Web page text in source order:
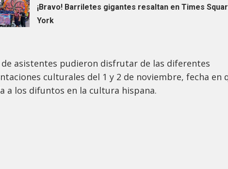
¡Bravo! Barriletes gigantes resaltan en Times
York
de asistentes pudieron disfrutar de las diferentes
culturales del 1 y 2 de noviembre, fecha en
a los difuntos en la cultura hispana.